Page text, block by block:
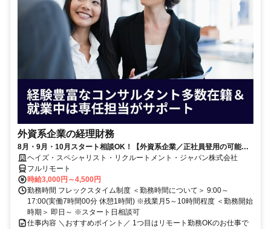
外資系企業の経理財務
8月・9月・10月スタート相談OK！【外資系企業／正社員登用の可能性
大／700万～800万／リモート勤務OK】経理財務
ヘイズ・スペシャリスト・リクルートメント・ジャパン株式会社
フルリモート
時給3,000円～4,500円
勤務時間 フレックスタイム制度 ＜勤務時間について＞ 9:00～
17:00(実働7時間00分 休憩1時間) ※残業月5～10時間程度 ＜勤務開始
時期＞ 即日～ ※スタート日相談可
仕事内容 ＼おすすめポイント／ 1つ目はリモート勤務OKのお仕事で